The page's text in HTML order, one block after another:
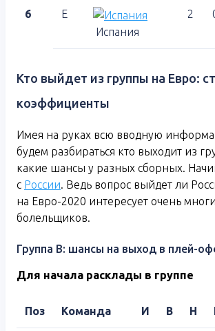
6
E
Испания
2
Кто выйдет из группы на Евро:
коэффициенты
Имея на руках всю вводную
будем разбираться кто выходит из
какие шансы у разных сборных.
с России. Ведь вопрос выйдет ли
на Евро-2020 интересует очень
болельщиков.
Группа B: шансы на выход в плей-
Для начала расклады в группе
Поз Команда И В Н